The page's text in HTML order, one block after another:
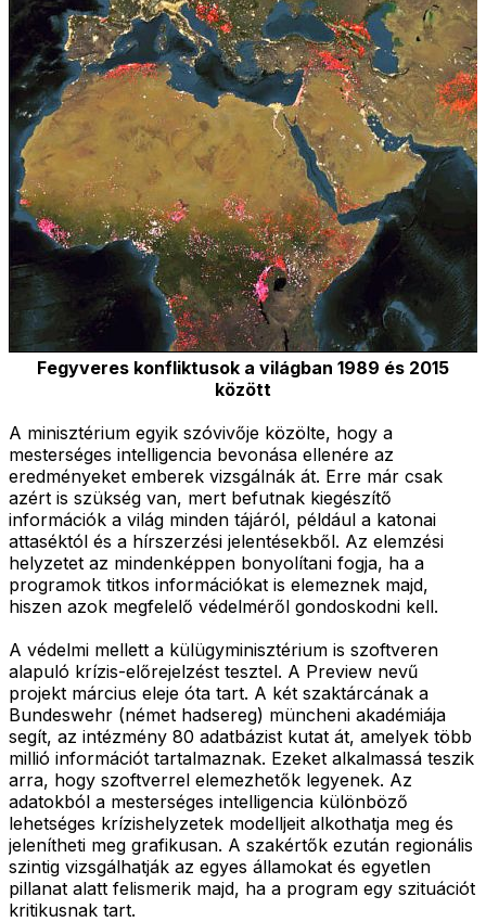
Fegyveres konfliktusok a világban 1989 és 2015
között
A minisztérium egyik szóvivője közölte, hogy a
mesterséges intelligencia bevonása ellenére az
eredményeket emberek vizsgálnák át. Erre már csak
azért is szükség van, mert befutnak kiegészítő
információk a világ minden tájáról, például a katonai
attaséktól és a hírszerzési jelentésekből. Az elemzési
helyzetet az mindenképpen bonyolítani fogja, ha a
programok titkos információkat is elemeznek majd,
hiszen azok megfelelő védelméről gondoskodni kell.
A védelmi mellett a külügyminisztérium is szoftveren
alapuló krízis-előrejelzést tesztel. A Preview nevű
projekt március eleje óta tart. A két szaktárcának a
Bundeswehr (német hadsereg) müncheni akadémiája
segít, az intézmény 80 adatbázist kutat át, amelyek több
millió információt tartalmaznak. Ezeket alkalmassá teszik
arra, hogy szoftverrel elemezhetők legyenek. Az
adatokból a mesterséges intelligencia különböző
lehetséges krízishelyzetek modelljeit alkothatja meg és
jelenítheti meg grafikusan. A szakértők ezután regionális
szintig vizsgálhatják az egyes államokat és egyetlen
pillanat alatt felismerik majd, ha a program egy szituációt
kritikusnak tart.